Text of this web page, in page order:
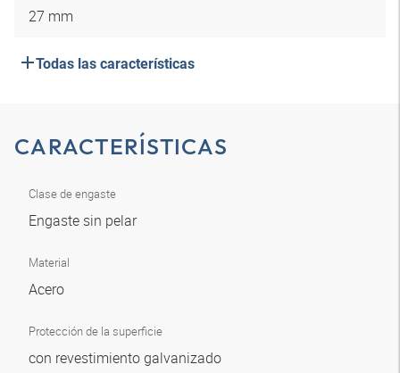
27 mm
Todas las características
CARACTERÍSTICAS
Clase de engaste
Engaste sin pelar
Material
Acero
Protección de la superficie
con revestimiento galvanizado